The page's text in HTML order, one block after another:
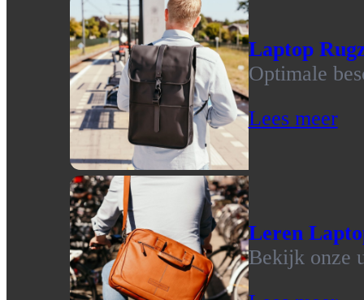
Laptop
Optimale
Lees meer
Leren
Bekijk onze